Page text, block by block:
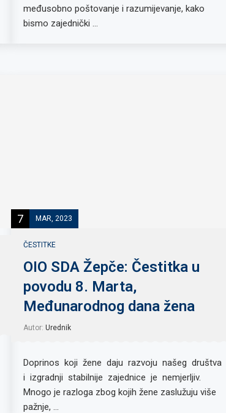
međusobno poštovanje i razumijevanje, kako
bismo zajednički …
7 MAR, 2023
ČESTITKE
OIO SDA Žepče: Čestitka u
povodu 8. Marta,
Međunarodnog dana žena
Autor: Urednik
Doprinos koji žene daju razvoju našeg društva
i izgradnji stabilnije zajednice je nemjerljiv.
Mnogo je razloga zbog kojih žene zaslužuju više
pažnje, …